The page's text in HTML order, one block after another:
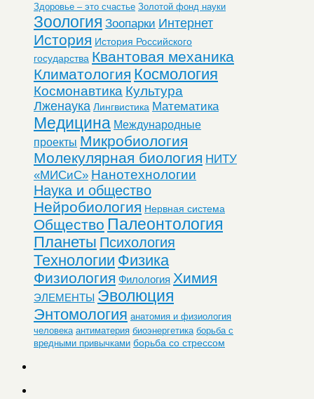
Здоровье – это счастье Золотой фонд науки
Зоология Зоопарки Интернет
История История Российского
государства Квантовая механика
Климатология Космология
Космонавтика Культура
Лженаука Лингвистика Математика
Медицина Международные
проекты Микробиология
Молекулярная биология НИТУ
«МИСиС» Нанотехнологии
Наука и общество
Нейробиология Нервная система
Общество Палеонтология
Планеты Психология
Технологии Физика
Физиология Филология Химия
ЭЛЕМЕНТЫ Эволюция
Энтомология анатомия и физиология
человека антиматерия биоэнергетика борьба с
вредными привычками борьба со стрессом